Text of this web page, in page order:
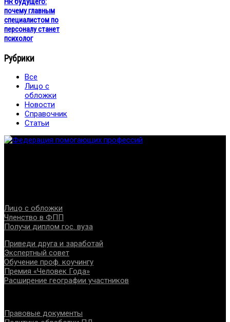
почему главным
специалистом по
персоналу станет
психолог
Рубрики
Все
Лицо с
обложки
Новости
Справочник
Статьи
Лицо с обложки
Членство в ФПП
Получи диплом гос. вуза
Приведи друга и заработай
Экспертный совет
Обучение проф. коучингу
Премия «Человек Года»
Расширение географии участников
Правовые документы